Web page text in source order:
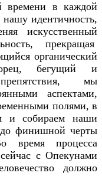
времени в каждой
нашу идентичность,
искусственный
прекращая
органический
бегущий и
мы
аспектами,
полями, в
и собираем наши
до финишной черты
время процесса
с Опекунами
должно